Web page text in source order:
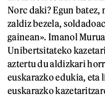
Norc daki? Egun
zaldiz bezela,
gainean». Imanol
Unibertsitateko
aztertu du aldizkari
euskarazko edukia, eta
euskarazko